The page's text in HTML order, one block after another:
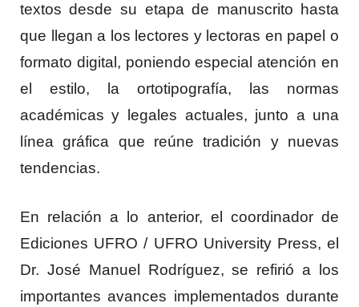
textos desde su etapa de manuscrito hasta
que llegan a los lectores y lectoras en papel o
formato digital, poniendo especial atención en
el estilo, la ortotipografía, las normas
académicas y legales actuales, junto a una
línea gráfica que reúne tradición y nuevas
tendencias.
En relación a lo anterior, el coordinador de
Ediciones UFRO / UFRO University Press, el
Dr. José Manuel Rodríguez, se refirió a los
importantes avances implementados durante